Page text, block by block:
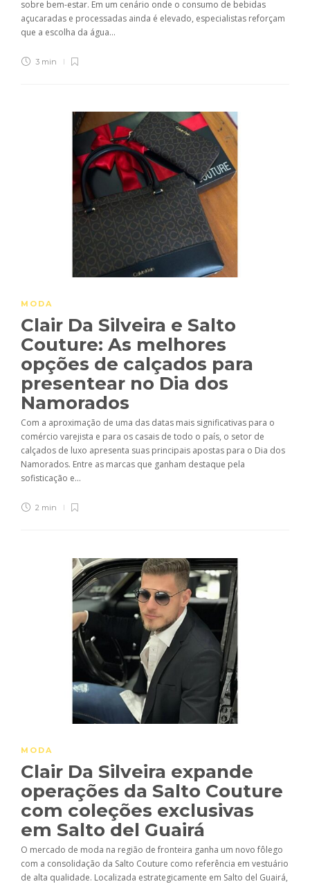
sobre bem-estar. Em um cenário onde o consumo de bebidas
açucaradas e processadas ainda é elevado, especialistas reforçam
que a escolha da água...
3 min
MODA
Clair Da Silveira e Salto
Couture: As melhores
opções de calçados para
presentear no Dia dos
Namorados
Com a aproximação de uma das datas mais significativas para o
comércio varejista e para os casais de todo o país, o setor de
calçados de luxo apresenta suas principais apostas para o Dia dos
Namorados. Entre as marcas que ganham destaque pela
sofisticação e...
2 min
MODA
Clair Da Silveira expande
operações da Salto Couture
com coleções exclusivas
em Salto del Guairá
O mercado de moda na região de fronteira ganha um novo fôlego
com a consolidação da Salto Couture como referência em vestuário
de alta qualidade. Localizada estrategicamente em Salto del Guairá,